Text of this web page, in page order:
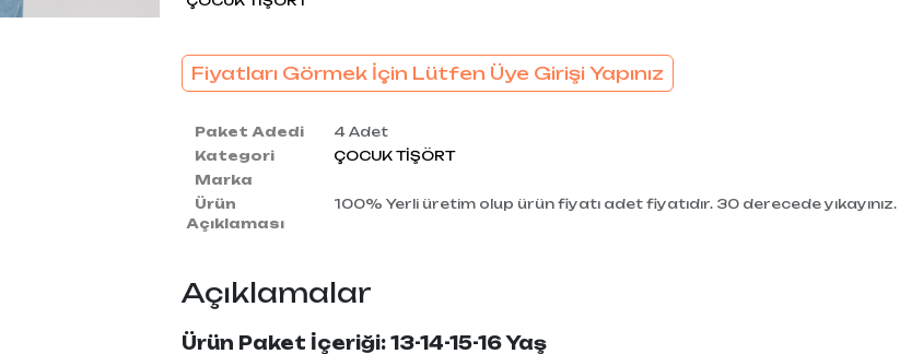
Fiyatları Görmek İçin Lütfen Üye Girişi Yapınız
Paket Adedi
4 Adet
Kategori
ÇOCUK TİŞÖRT
Marka
Ürün
Açıklaması
100% Yerli üretim olup ürün fiyatı adet fiyatıdır. 30 derecede yıkayınız.
Açıklamalar
Ürün Paket İçeriği: 13-14-15-16 Yaş